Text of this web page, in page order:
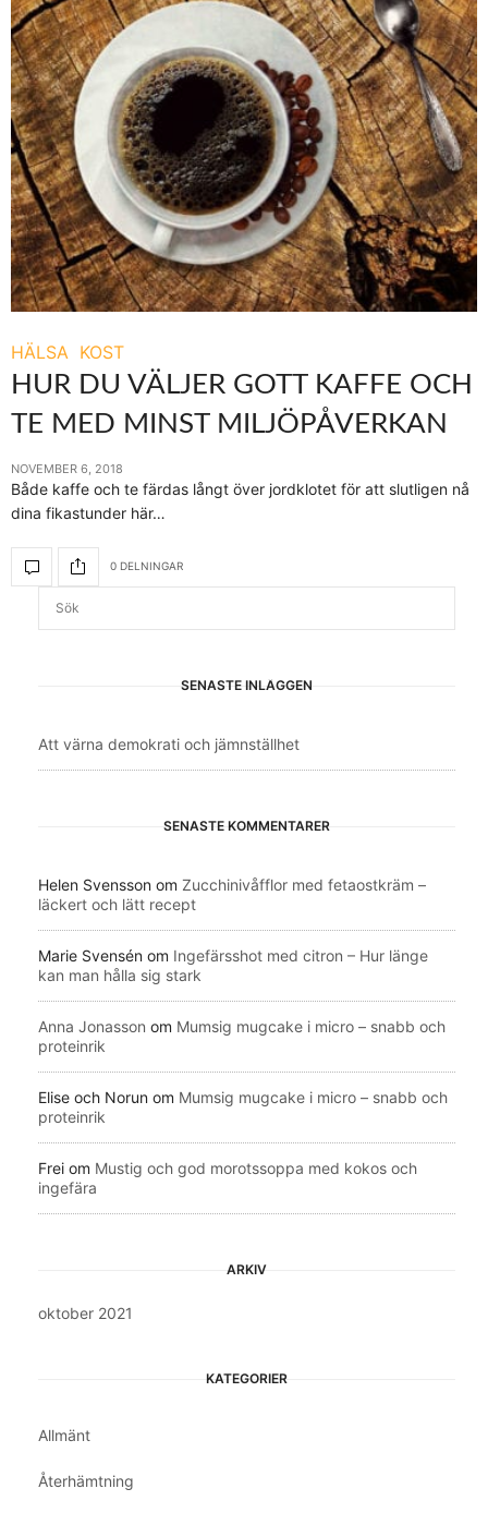
HÄLSA KOST
HUR DU VÄLJER GOTT KAFFE OCH
TE MED MINST MILJÖPÅVERKAN
NOVEMBER 6, 2018
Både kaffe och te färdas långt över jordklotet för att slutligen nå
dina fikastunder här…
0 DELNINGAR
SENASTE INLÄGGEN
Att värna demokrati och jämnställhet
SENASTE KOMMENTARER
Helen Svensson om Zucchinivåfflor med fetaostkräm –
läckert och lätt recept
Marie Svensén om Ingefärsshot med citron – Hur länge
kan man hålla sig stark
Anna Jonasson om Mumsig mugcake i micro – snabb och
proteinrik
Elise och Norun om Mumsig mugcake i micro – snabb och
proteinrik
Frei om Mustig och god morotssoppa med kokos och
ingefära
ARKIV
oktober 2021
KATEGORIER
Allmänt
Återhämtning